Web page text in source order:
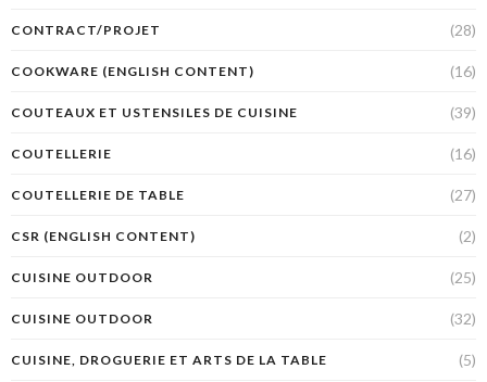
CONTRACT/PROJET (28)
COOKWARE (ENGLISH CONTENT) (16)
COUTEAUX ET USTENSILES DE CUISINE (39)
COUTELLERIE (16)
COUTELLERIE DE TABLE (27)
CSR (ENGLISH CONTENT) (2)
CUISINE OUTDOOR (25)
CUISINE OUTDOOR (32)
CUISINE, DROGUERIE ET ARTS DE LA TABLE (5)